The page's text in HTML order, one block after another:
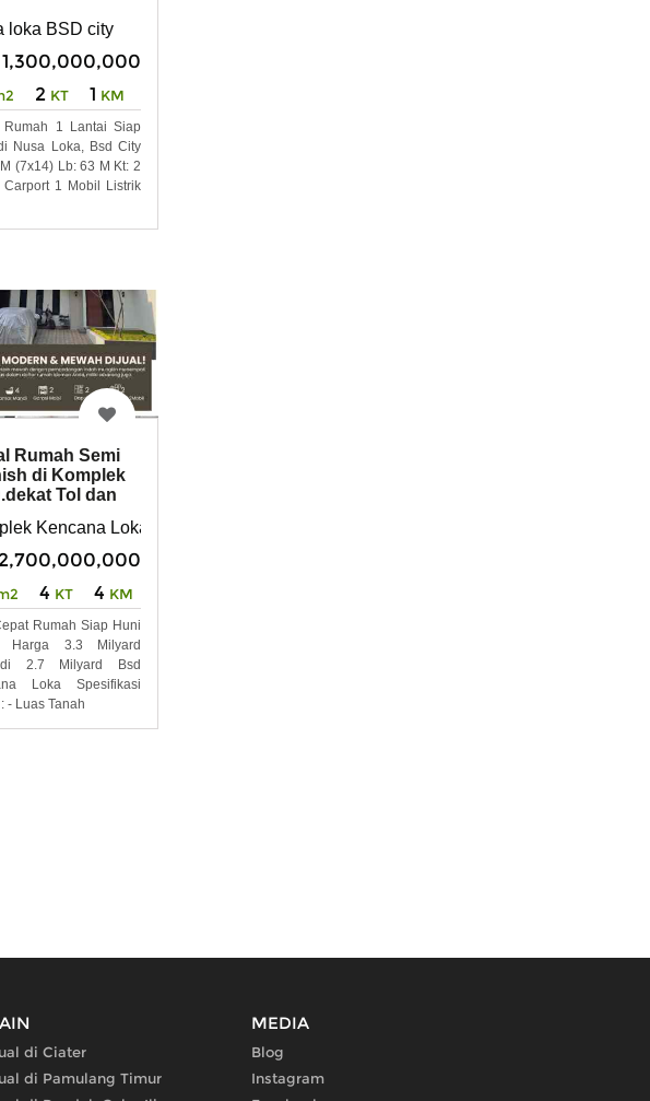
tangerang selatan
loka BSD city
1,300,000,000
2 KT 1 KM
Rumah 1 Lantai Siap
Nusa Loka, Bsd City
(7x14) Lb: 63 M Kt: 2
Carport 1 Mobil Listrik
Rumah Semi
di Komplek
Tol dan
Kencana Loka Bsd city Serpong
2,700,000,000
4 KT 4 KM
Rumah Siap Huni
Harga 3.3 Milyard
2.7 Milyard Bsd
Loka Spesifikasi
- Luas Tanah
di Ciater
di Pamulang Timur
MEDIA
Blog
Instagram